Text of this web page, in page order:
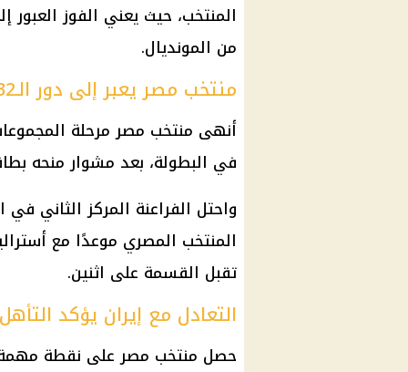
من المونديال.
منتخب مصر يعبر إلى دور الـ32
في البطولة، بعد مشوار منحه
واحتل الفراعنة المركز الثاني
المنتخب المصري موعدًا مع
تقبل القسمة على اثنين.
التعادل مع إيران يؤكد التأهل
حصل منتخب مصرعلى نقطة